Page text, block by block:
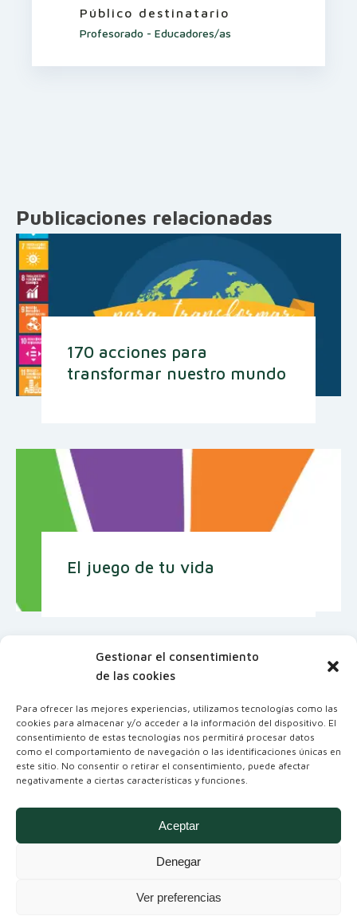
Gestionar el consentimiento
de las cookies
Para ofrecer las mejores experiencias, utilizamos tecnologías como las
cookies para almacenar y/o acceder a la información del dispositivo. El
consentimiento de estas tecnologías nos permitirá procesar datos
como el comportamiento de navegación o las identificaciones únicas en
este sitio. No consentir o retirar el consentimiento, puede afectar
negativamente a ciertas características y funciones.
Aceptar
Denegar
Ver preferencias
Público destinatario
Profesorado - Educadores/as
Publicaciones relacionadas
170 acciones para
transformar nuestro mundo
El juego de tu vida
Coordinadora Andaluza de Organizaciones